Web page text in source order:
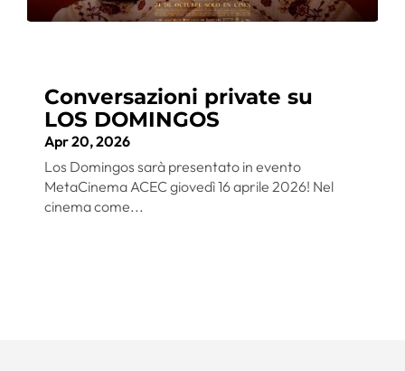
Conversazioni private su
LOS DOMINGOS
Apr 20, 2026
Los Domingos sarà presentato in evento
MetaCinema ACEC giovedì 16 aprile 2026! Nel
cinema come...